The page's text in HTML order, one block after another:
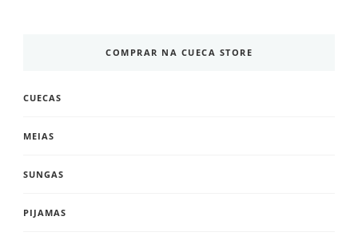
COMPRAR NA CUECA STORE
CUECAS
MEIAS
SUNGAS
PIJAMAS